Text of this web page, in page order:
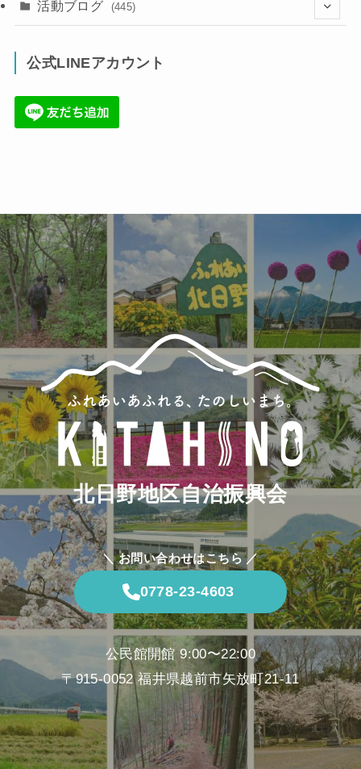
活動ブログ (445)
(86)
公式LINEアカウント
北日野地区自治振興会
＼ お問い合わせはこちら ／
0778-23-4603
公民館開館 9:00〜22:00
〒915-0052 福井県越前市矢放町21-11